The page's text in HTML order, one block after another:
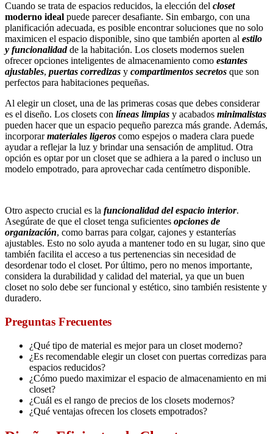
Cuando se trata de espacios reducidos, la elección del closet
moderno ideal puede parecer desafiante. Sin embargo, con una
planificación adecuada, es posible encontrar soluciones que no solo
maximicen el espacio disponible, sino que también aporten al estilo
y funcionalidadde la habitación. Los closets modernos suelen
ofrecer opciones inteligentes de almacenamiento como estantes
ajustables, puertas corredizas y compartimentos secretos que son
perfectos para habitaciones pequeñas.
Al elegir un closet, una de las primeras cosas que debes considerar
es el diseño. Los closets con líneas limpias y acabados minimalistas
pueden hacer que un espacio pequeño parezca más grande. Además,
incorporarmateriales ligeros como espejos o madera clara puede
ayudar a reflejar la luz y brindar una sensación de amplitud. Otra
opción es optar por un closet que se adhiera a la pared o incluso un
modelo empotrado, para aprovechar cada centímetro disponible.
Otro aspecto crucial es la funcionalidad del espacio interior.
Asegúrate de que el closet tenga suficientes opciones de
organización, como barras para colgar, cajones y estanterías
ajustables. Esto no solo ayuda a mantener todo en su lugar, sino que
también facilita el acceso a tus pertenencias sin necesidad de
desordenar todo el closet. Por último, pero no menos importante,
considera la durabilidad y calidad del material, ya que un buen
closet no solo debe ser funcional y estético, sino también resistente y
duradero.
Preguntas Frecuentes
¿Qué tipo de material es mejor para un closet moderno?
¿Es recomendable elegir un closet con puertas corredizas para
espacios reducidos?
¿Cómo puedo maximizar el espacio de almacenamiento en mi
closet?
¿Cuál es el rango de precios de los closets modernos?
¿Qué ventajas ofrecen los closets empotrados?